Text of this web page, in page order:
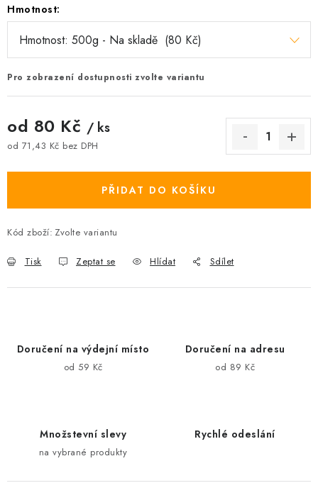
Hmotnost:
Pro zobrazení dostupnosti zvolte variantu
od 80 Kč / ks
od 71,43 Kč bez DPH
PŘIDAT DO KOŠÍKU
Kód zboží: Zvolte variantu
Tisk Zeptat se Hlídat Sdílet
Doručení na výdejní místo
od 59 Kč
Doručení na adresu
od 89 Kč
Množstevní slevy
na vybrané produkty
Rychlé odeslání